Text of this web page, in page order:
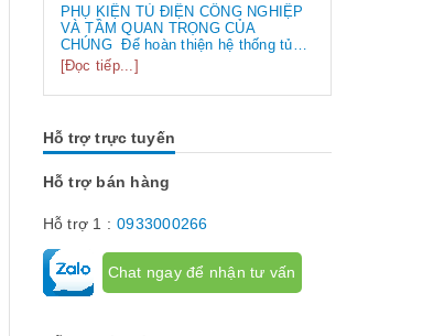
PHỤ KIỆN TỦ ĐIỆN CÔNG NGHIỆP
VÀ TẦM QUAN TRỌNG CỦA
CHÚNG Để hoàn thiện hệ thống tủ
điện công nghiệp thì ngoài vỏ tủ điện,
bạn cần phải sử dụng đến rất nhiều
linh kiện tủ điện công nghiệp khác
công nghiệp bao gồm những gì?
Chúng có tác dụng như thế nào hãy...
[Đọc tiếp...]
Hỗ trợ trực tuyến
Hỗ trợ bán hàng
Hỗ trợ 1 : 0933000266
Chat ngay để nhận tư vấn